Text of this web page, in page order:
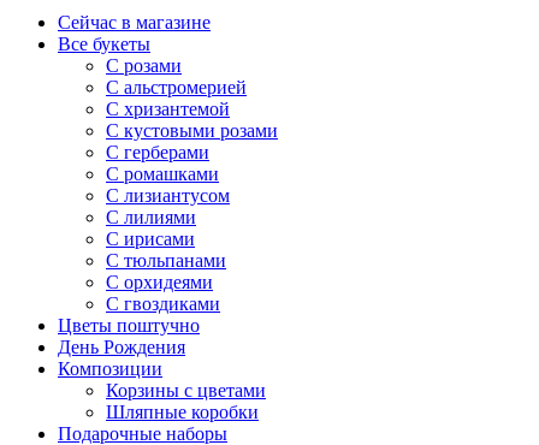
Сейчас в магазине
Все букеты
C розами
С альстромерией
С хризантемой
С кустовыми розами
С герберами
С ромашками
С лизиантусом
С лилиями
С ирисами
С тюльпанами
С орхидеями
С гвоздиками
Цветы поштучно
День Рождения
Композиции
Корзины с цветами
Шляпные коробки
Подарочные наборы